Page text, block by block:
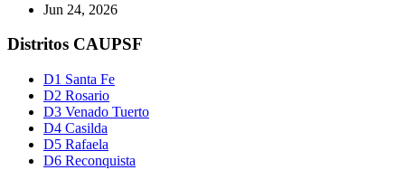
Jun 24, 2026
Distritos CAUPSF
D1 Santa Fe
D2 Rosario
D3 Venado Tuerto
D4 Casilda
D5 Rafaela
D6 Reconquista